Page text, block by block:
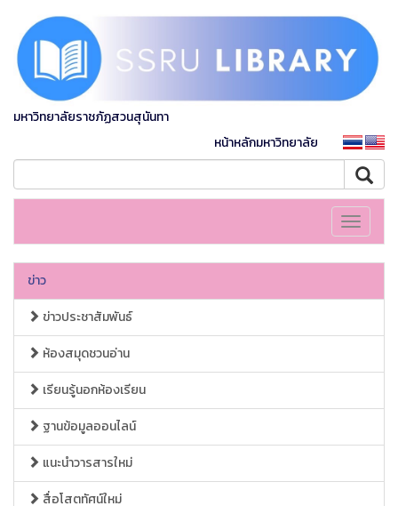
มหาวิทยาลัยราชภัฏสวนสุนันทา
หน้าหลักมหาวิทยาลัย
Toggle
ข่าว
ข่าวประชาสัมพันธ์
ห้องสมุดชวนอ่าน
เรียนรู้นอกห้องเรียน
ฐานข้อมูลออนไลน์
แนะนำวารสารใหม่
สื่อโสตทัศน์ใหม่